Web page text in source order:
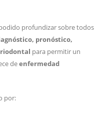
profundizar sobre todos
pronóstico,
para permitir un
deenfermedad
por: